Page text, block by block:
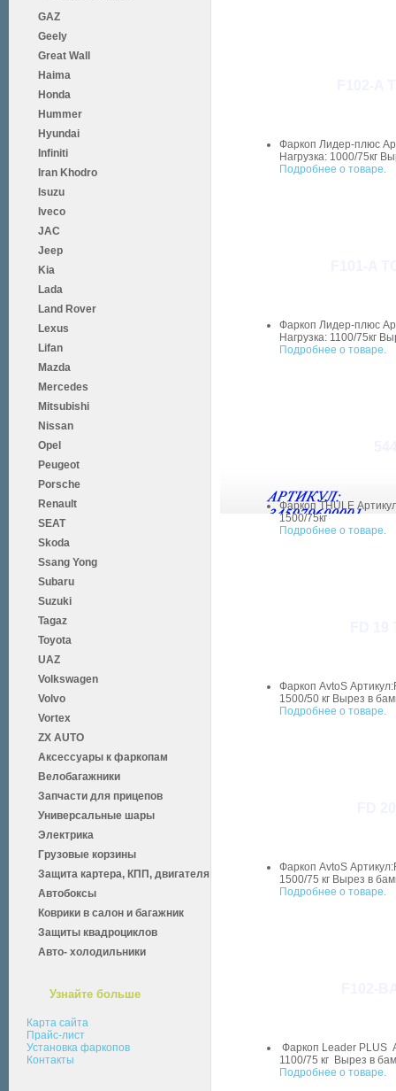
GAZ
Geely
Great Wall
Haima
Honda
Hummer
Hyundai
Infiniti
Iran Khodro
Isuzu
Iveco
JAC
Jeep
Kia
Lada
Land Rover
Lexus
Lifan
Mazda
Mercedes
Mitsubishi
Nissan
Opel
Peugeot
Porsche
Renault
SEAT
Skoda
Ssang Yong
Subaru
Suzuki
Tagaz
Toyota
UAZ
Volkswagen
Volvo
Vortex
ZX AUTO
Аксессуары к фаркопам
Велобагажники
Запчасти для прицепов
Универсальные шары
Электрика
Грузовые корзины
Защита картера, КПП, двигателя
Автобоксы
Коврики в салон и багажник
Защиты квадроциклов
Авто- холодильники
Узнайте больше
Карта сайта
Прайс-лист
Установка фаркопов
Контакты
Фаркоп Лидер-плюс
Нагрузка: 1000/75кг
Подробнее о товаре.
Фаркоп Лидер-плюс
Нагрузка: 1100/75кг
Подробнее о товаре.
Фаркоп THULE
1500/75кг
Подробнее о товаре.
Фаркоп AvtoS
1500/50 кг Вырез в
Подробнее о товаре.
Фаркоп AvtoS
1500/75 кг Вырез в
Подробнее о товаре.
Фаркоп Leader PLUS
1100/75 кг Вырез в
Подробнее о товаре.